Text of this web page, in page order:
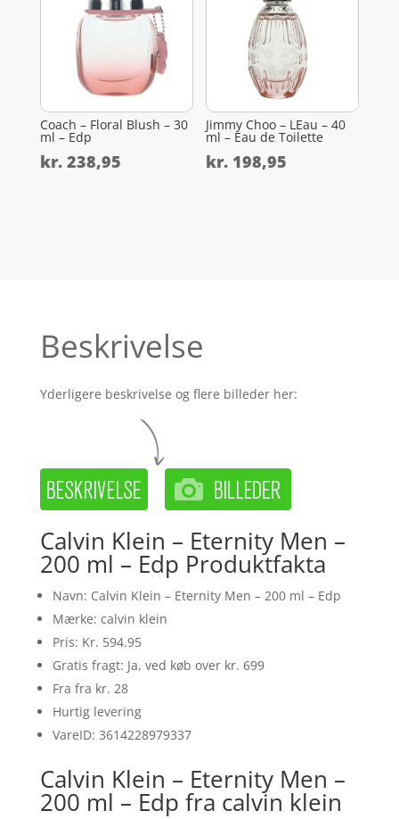
Coach – Floral Blush – 30
ml – Edp
kr.238,95
Jimmy Choo – LEau – 40
ml – Eau de Toilette
kr. 198,95
Beskrivelse
Yderligere beskrivelse og flere billeder her:
Calvin Klein – Eternity Men –
200 ml – Edp Produktfakta
Navn: Calvin Klein – Eternity Men – 200 ml – Edp
Mærke: calvin klein
Pris: Kr. 594.95
Gratis fragt: Ja, ved køb over kr. 699
Fra fra kr. 28
Hurtig levering
VareID: 3614228979337
Calvin Klein – Eternity Men –
200 ml – Edp fra calvin klein